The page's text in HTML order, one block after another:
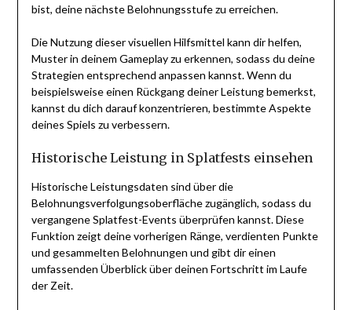
bist, deine nächste Belohnungsstufe zu erreichen.
Die Nutzung dieser visuellen Hilfsmittel kann dir helfen,
Muster in deinem Gameplay zu erkennen, sodass du deine
Strategien entsprechend anpassen kannst. Wenn du
beispielsweise einen Rückgang deiner Leistung bemerkst,
kannst du dich darauf konzentrieren, bestimmte Aspekte
deines Spiels zu verbessern.
Historische Leistung in Splatfests einsehen
Historische Leistungsdaten sind über die
Belohnungsverfolgungsoberfläche zugänglich, sodass du
vergangene Splatfest-Events überprüfen kannst. Diese
Funktion zeigt deine vorherigen Ränge, verdienten Punkte
und gesammelten Belohnungen und gibt dir einen
umfassenden Überblick über deinen Fortschritt im Laufe
der Zeit.